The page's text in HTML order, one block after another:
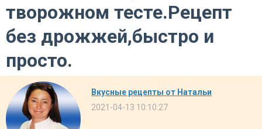
творожном тесте.Рецепт
без дрожжей,быстро и
просто.
Вкусные рецепты от Натальи
2021-04-13 10:10:27